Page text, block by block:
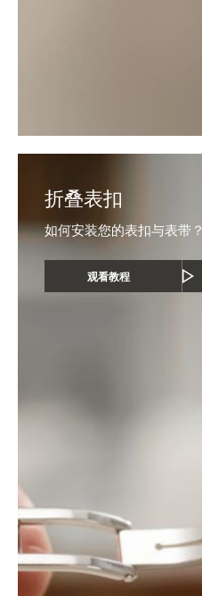
折叠表扣
如何安装您的表扣与表带？
观看教程